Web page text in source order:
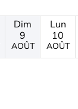
Dim
9
AOÛT
Lun
10
AOÛT